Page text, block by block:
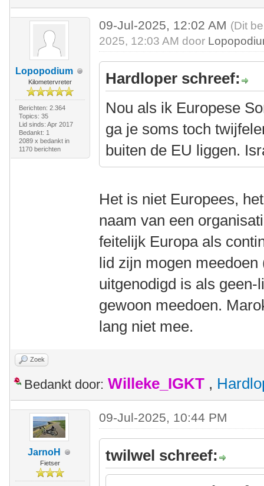
Lopopodium
Kilometervreter
Berichten: 2.364
Topics: 35
Lid sinds: Apr 2017
Bedankt: 1
2089 x bedankt in
1170 berichten
09-Jul-2025, 12:02 AM (Dit
2025, 12:03 AM door
Hardloper schreef:
Nou als ik Europese
ga je soms toch
buiten de EU liggen.
Het is niet Europees,
naam van een
feitelijk Europa als
lid zijn mogen
uitgenodigd is als
gewoon meedoen.
lang niet mee.
Zoek
Bedankt door: Willeke_IGKT ,
JarnoH
Fietser
09-Jul-2025, 10:44 PM
twilwel schreef: